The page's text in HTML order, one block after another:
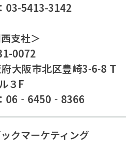
03-5413-3142
支社＞
0072
大阪市北区豊崎3-6-8 T
３F
06‐6450‐8366
ックマーケティング